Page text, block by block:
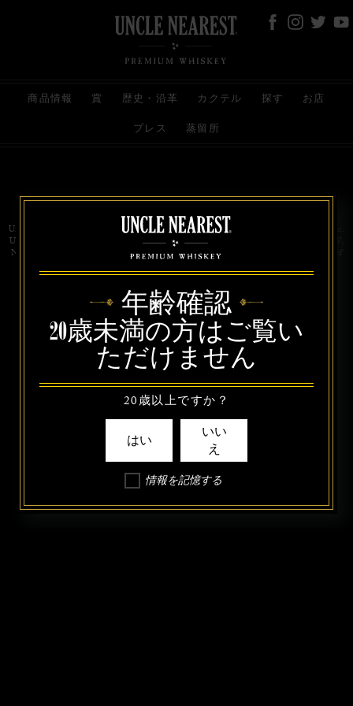
商品情報 賞 歴史・沿革 カクテル 探す お店
プレス 蒸留所
お問い合わせ 代理店 規約と条件
プライバシー
Uncle Nearest Premium Whiskey is wholly and independently owned by Uncle Nearest, Inc.
UNCLE NEAREST, THE BEST WHISKEY MAKER THE WORLD NEVER KNEW,
NATHAN GREEN, NEAREST GREEN, and DRINK HONORABLY are trademarks of
年齢確認
20歳未満の方はご覧い
ただけません
20歳以上ですか？
はい
いい
え
情報を記憶する